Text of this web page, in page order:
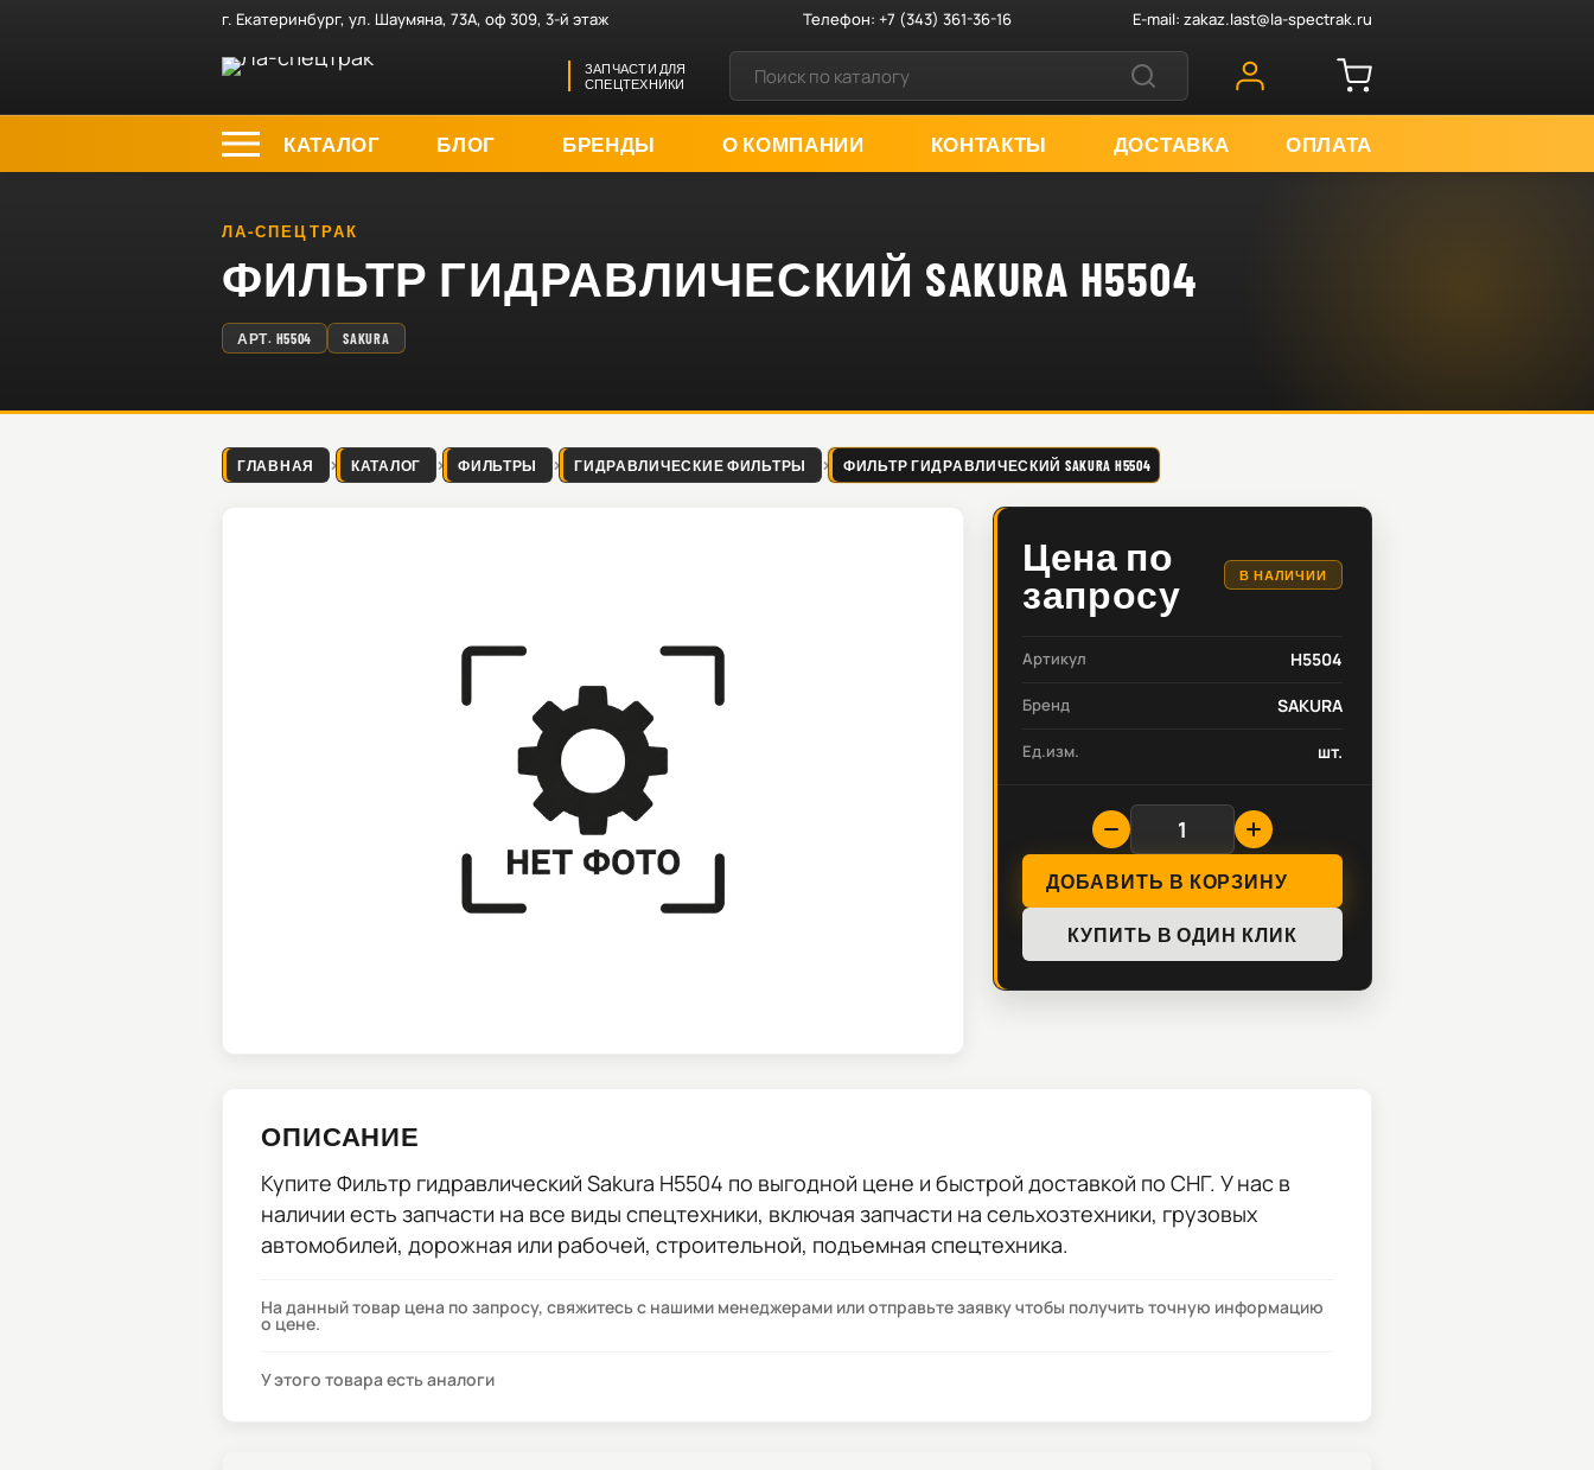
г. Екатеринбург, ул. Шаумяна, 73А, оф 309, 3-й этаж Телефон:+7 (343) 361-36-16 E-mail: zakaz.last@la-spectrak.ru
ЗАПЧАСТИ ДЛЯ
СПЕЦТЕХНИКИ
КАТАЛОГ БЛОГ БРЕНДЫ О КОМПАНИИ КОНТАКТЫ ДОСТАВКА ОПЛАТА
ЛА-СПЕЦТРАК
ФИЛЬТР ГИДРАВЛИЧЕСКИЙ SAKURA H5504
АРТ. H5504 SAKURA
ГЛАВНАЯ КАТАЛОГ ФИЛЬТРЫ ГИДРАВЛИЧЕСКИЕ ФИЛЬТРЫ ФИЛЬТР ГИДРАВЛИЧЕСКИЙ SAKURA H5504
Цена по
запросу
В НАЛИЧИИ
Артикул H5504
Бренд SAKURA
Ед.изм. шт.
ДОБАВИТЬ В КОРЗИНУ
КУПИТЬ В ОДИН КЛИК
ОПИСАНИЕ
Купите Фильтр гидравлический Sakura H5504 по выгодной цене и быстрой доставкой по СНГ. У нас в
наличии есть запчасти на все виды спецтехники, включая запчасти на сельхозтехники, грузовых
автомобилей, дорожная или рабочей, строительной, подъемная спецтехника.
На данный товар цена по запросу, свяжитесь с нашими менеджерами или отправьте заявку чтобы получить точную информацию
о цене.
У этого товара есть аналоги